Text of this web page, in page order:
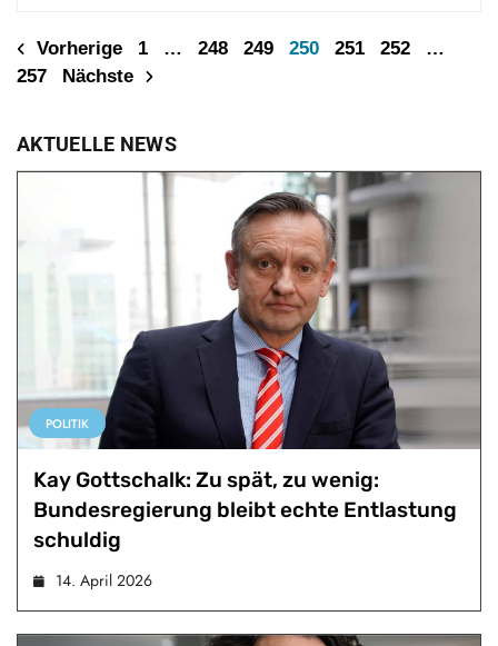
AKTUELLE NEWS
POLITIK
Kay Gottschalk: Zu spät, zu wenig:
Bundesregierung bleibt echte Entlastung
schuldig
14. April 2026
Vorherige 1 … 248 249 250 251 252
…
257
Nächste